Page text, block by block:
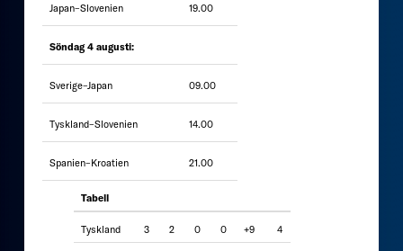
Japan–Slovenien 19.00
Söndag 4 augusti:
Sverige–Japan 09.00
Tyskland–Slovenien 14.00
Spanien–Kroatien 21.00
Tabell
Tyskland 3 2 0 0 +9 4